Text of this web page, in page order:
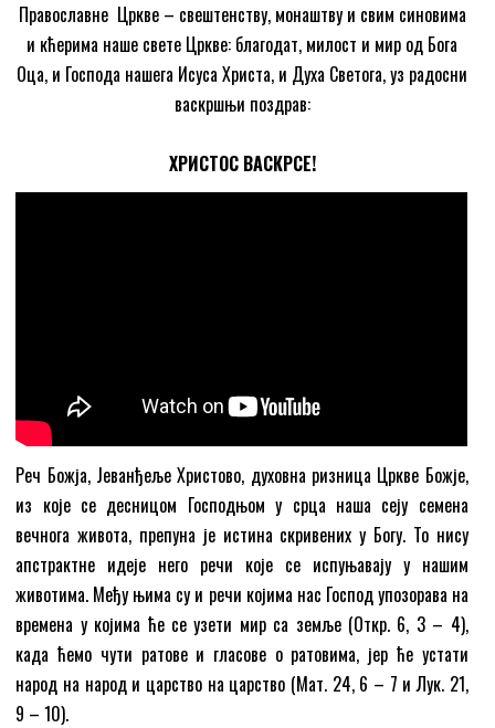
Православне Цркве – свештенству, монаштву и свим синовима
и кћерима наше свете Цркве: благодат, милост и мир од Бога
Оца, и Господа нашега Исуса Христа, и Духа Светога, уз радосни
васкршњи поздрав:
ХРИСТОС ВАСКРСЕ!
Реч Божја, Јеванђеље Христово, духовна ризница Цркве Божје,
из које се десницом Господњом у срца наша сеју семена
вечнога живота, препуна је истина скривених у Богу. То нису
апстрактне идеје него речи које се испуњавају у нашим
животима. Међу њима су и речи којима нас Господ упозорава на
времена у којима ће се узети мир са земље (Откр. 6, 3 – 4),
када ћемо чути ратове и гласове о ратовима, јер ће устати
народ на народ и царство на царство (Мат. 24, 6 – 7 и Лук. 21,
9 – 10).